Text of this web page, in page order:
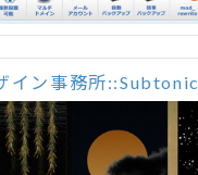
イン事務所::Subtonic